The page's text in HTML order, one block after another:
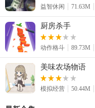
益智休闲 71.63M
厨房杀手
动作格斗 89.73M
美味农场物语
模拟经营 50.44M